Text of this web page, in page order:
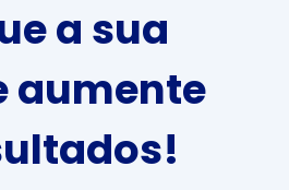
a sua
aumente